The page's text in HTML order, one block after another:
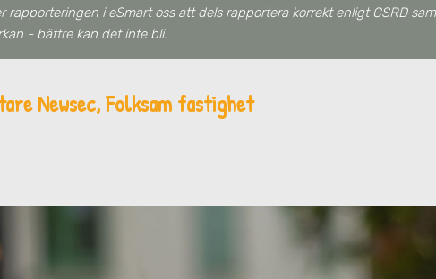
rapporteringen i eSmart oss att dels rapportera korrekt enligt CSRD
- bättre kan det inte bli.
Newsec, Folksam fastighet